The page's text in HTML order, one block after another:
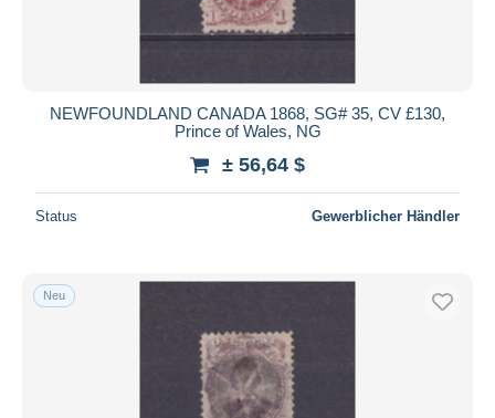
NEWFOUNDLAND CANADA 1868, SG# 35, CV £130,
Prince of Wales, NG
± 56,64 $
Status Gewerblicher Händler
Neu